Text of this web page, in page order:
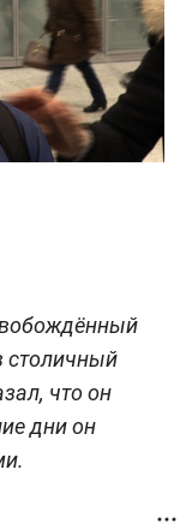
столичный
что он
дни он